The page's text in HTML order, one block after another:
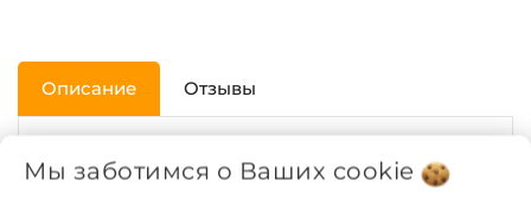
Описание Отзывы
подключения к трубопроводу PPR ответвления
Мы заботимся о Ваших cookie